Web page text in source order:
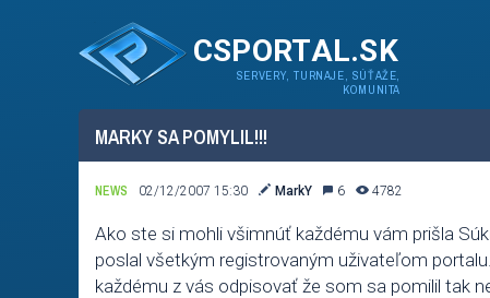
CSPORTAL.SK
SERVERY, TURNAJE, SÚŤAŽE,
KOMUNITA
MARKY SA POMYLIL!!!
NEWS 02/12/2007 15:30 MarkY 6 4782
Ako ste si mohli všimnúť každému vám prišla
poslal všetkým registrovaným uživateľom
každému z vás odpisovať že som sa pomilil tak